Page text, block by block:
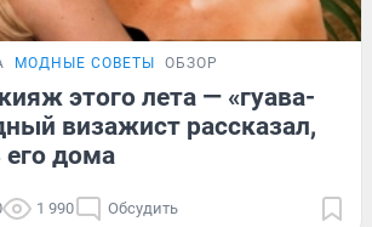
МОДНЫЕ СОВЕТЫ ОБЗОР
этого лета — «гуава-
визажист рассказал,
его дома
1 990 Обсудить